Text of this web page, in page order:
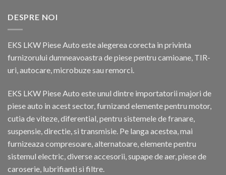
DESPRE NOI
EKS LKW Piese Auto este alegerea corecta in privinta
furnizorului dumneavoastra de piese pentru camioane, TIR-
uri, autocare, microbuze sau remorci.
EKS LKW Piese Auto este unul dintre importatorii majori de
piese auto in acest sector, furnizand elemente pentru motor,
cutia de viteze, diferential, pentru sistemele de franare,
suspensie, directie, si transmisie. Pe langa acestea, mai
furnizeaza compresoare, alternatoare, elemente pentru
sistemul electric, diverse accesorii, supape de aer, piese de
caroserie, lubrifianti si filtre.